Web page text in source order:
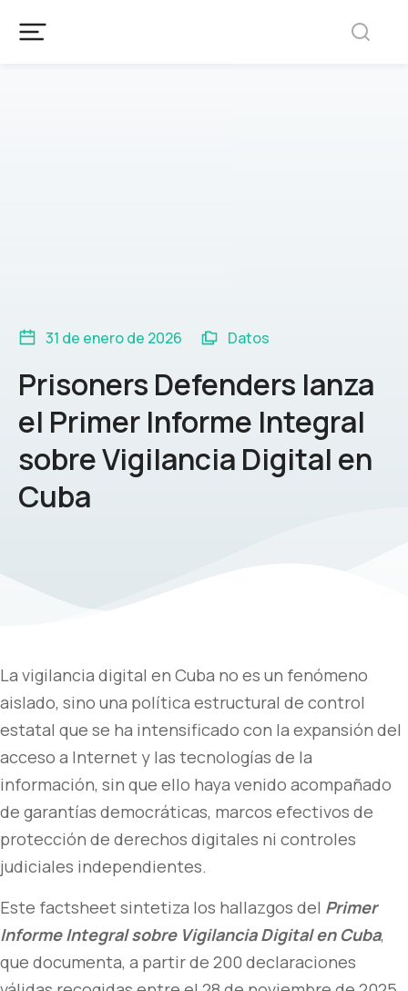
31 de enero de 2026 Datos
Prisoners Defenders lanza
el Primer Informe Integral
sobre Vigilancia Digital en
Cuba
La vigilancia digital en Cuba no es un fenómeno
aislado, sino una política estructural de control
estatal que se ha intensificado con la expansión del
acceso a Internet y las tecnologías de la
información, sin que ello haya venido acompañado
de garantías democráticas, marcos efectivos de
protección de derechos digitales ni controles
judiciales independientes.
Este factsheet sintetiza los hallazgos del Primer
Informe Integral sobre Vigilancia Digital en Cuba,
que documenta, a partir de 200 declaraciones